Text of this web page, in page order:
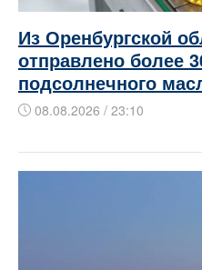
Из Оренбургской
отправлено более
подсолнечного
08.08.2026 / 23:10